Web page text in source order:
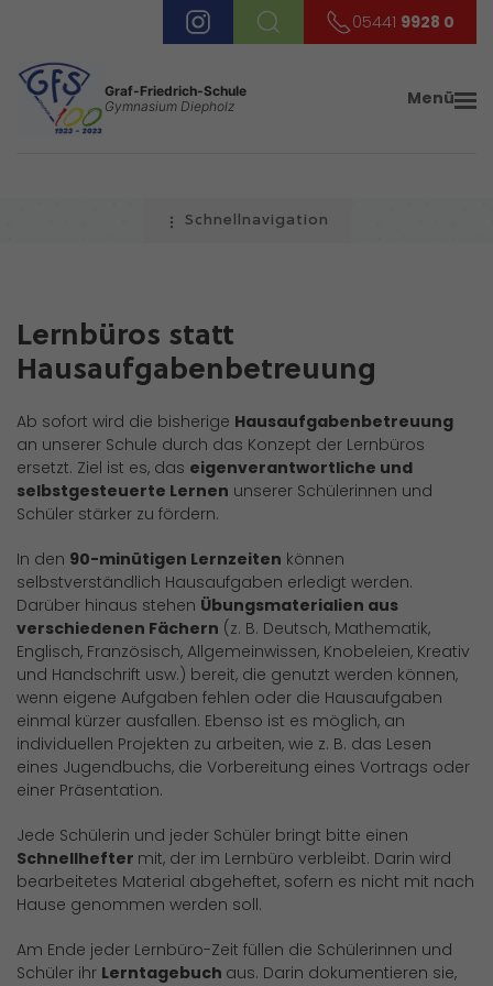
05441 9928 0
Graf-Friedrich-Schule
Gymnasium Diepholz
Menü
Schnellnavigation
Lernbüros statt
Hausaufgabenbetreuung
Ab sofort wird die bisherige Hausaufgabenbetreuung
an unserer Schule durch das Konzept der Lernbüros
ersetzt. Ziel ist es, das eigenverantwortliche und
selbstgesteuerte Lernen unserer Schülerinnen und
Schüler stärker zu fördern.
In den 90-minütigen Lernzeiten können
selbstverständlich Hausaufgaben erledigt werden.
Darüber hinaus stehen Übungsmaterialien aus
verschiedenen Fächern (z. B. Deutsch, Mathematik,
Englisch, Französisch, Allgemeinwissen, Knobeleien, Kreativ
und Handschrift usw.) bereit, die genutzt werden können,
wenn eigene Aufgaben fehlen oder die Hausaufgaben
einmal kürzer ausfallen. Ebenso ist es möglich, an
individuellen Projekten zu arbeiten, wie z. B. das Lesen
eines Jugendbuchs, die Vorbereitung eines Vortrags oder
einer Präsentation.
Jede Schülerin und jeder Schüler bringt bitte einen
Schnellhefter mit, der im Lernbüro verbleibt. Darin wird
bearbeitetes Material abgeheftet, sofern es nicht mit nach
Hause genommen werden soll.
Am Ende jeder Lernbüro-Zeit füllen die Schülerinnen und
Schüler ihr Lerntagebuch aus. Darin dokumentieren sie,